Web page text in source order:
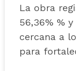
La obra
56,36% %
cercana a
para